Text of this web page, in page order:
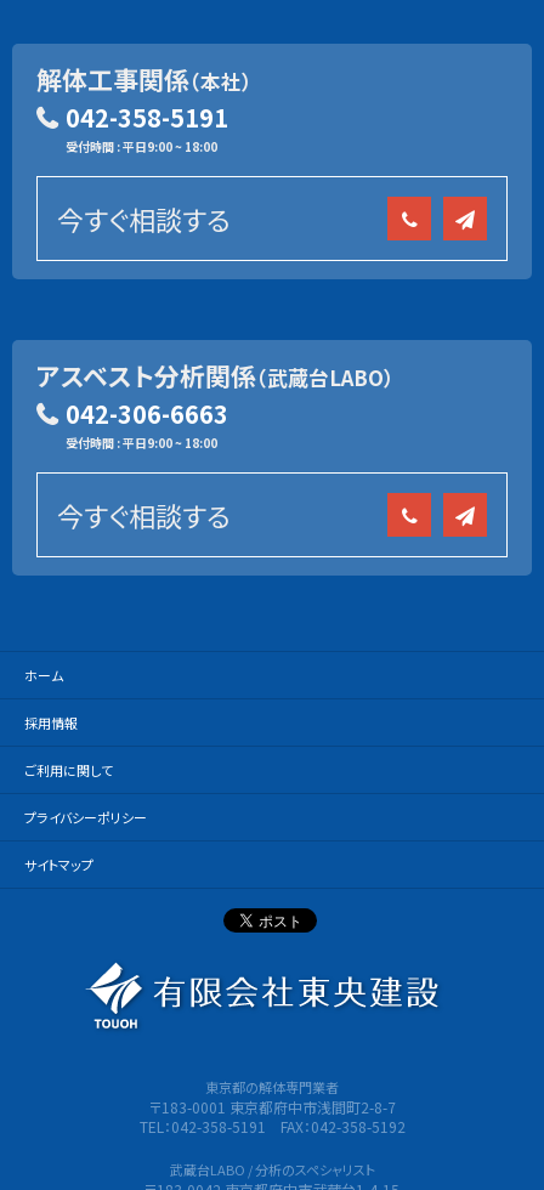
解体工事関係（本社）
042-358-5191
受付時間 : 平日9:00 ~ 18:00
今すぐ相談する
アスベスト分析関係（武蔵台LABO）
042-306-6663
受付時間 : 平日9:00 ~ 18:00
今すぐ相談する
ホーム
採用情報
ご利用に関して
プライバシーポリシー
サイトマップ
東京都の解体専門業者
〒183-0001 東京都府中市浅間町2-8-7
TEL：042-358-5191 FAX：042-358-5192
武蔵台LABO / 分析のスペシャリスト